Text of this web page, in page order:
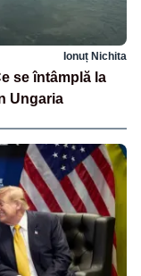
Ionuț Nichita
se întâmplă la
Ungaria